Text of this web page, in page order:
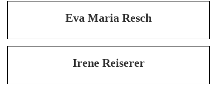
Eva Maria Resch
Irene Reiserer